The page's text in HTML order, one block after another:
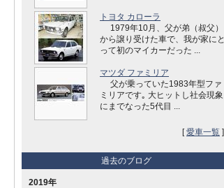
トヨタ カローラ
1979年10月、父が弟（叔父）
から譲り受けた車で、我が家にと
って初のマイカーだった ...
マツダ ファミリア
父が乗っていた1983年型ファ
ミリアです｡ 大ヒットし社会現象
にまでなった5代目 ...
[愛車一覧 ]
過去のブログ
2019年